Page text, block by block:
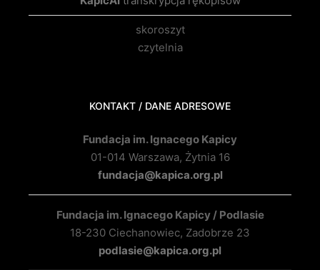
skoroszyt
czytelnia
KONTAKT / DANE ADRESOWE
Fundacja im. Ignacego Kapicy
01-014 Warszawa, Żytnia 16
fundacja@kapica.org.pl
Fundacja im. Ignacego Kapicy / Podlasie
18-230 Ciechanowiec, Zadobrze 23
podlasie@kapica.org.pl